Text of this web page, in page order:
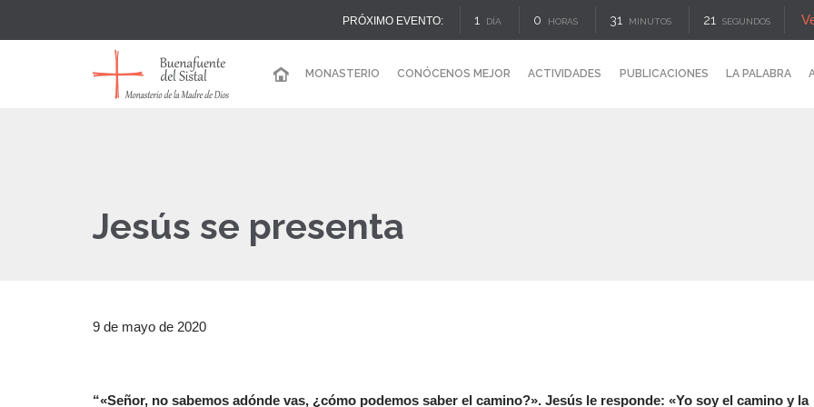
PRÓXIMO EVENTO: 1 DÍA 0 HORAS 31 MINUTOS 21 SEGUNDOS
MONASTERIO CONÓCENOS MEJOR ACTIVIDADES PUBLICACIONES LA PALABRA
Jesús se presenta
9 de mayo de 2020
“«Señor, no sabemos adónde vas, ¿cómo podemos saber el camino?». Jesús le responde: «Yo soy el camino y la